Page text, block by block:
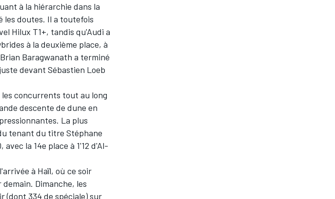
à la hiérarchie dans la
les doutes. Il a toutefois
Hilux T1+, tandis qu'Audi a
à la deuxième place, à
Brian Baragwanath a terminé
devant Sébastien Loeb
concurrents tout au long
descente de dune en
La plus
tenant du titre Stéphane
la 14e place à 1'12 d'Al-
à Haïl, où ce soir
Dimanche, les
(dont 334 de spéciale) sur